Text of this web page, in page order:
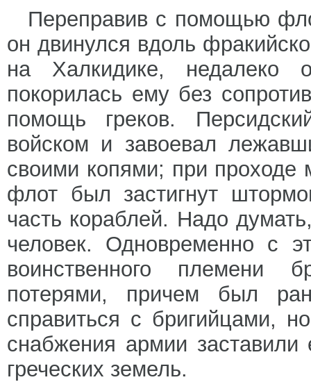
Переправив с помощью
он двинулся вдоль
на Халкидике, недалеко
покорилась ему без
помощь греков.
войском и завоевал
своими копями; при проходе
флот был застигнут
часть кораблей. Надо
человек. Одновременно с
воинственного племени
потерями, причем был
справиться с бригийцами,
снабжения армии
греческих земель.